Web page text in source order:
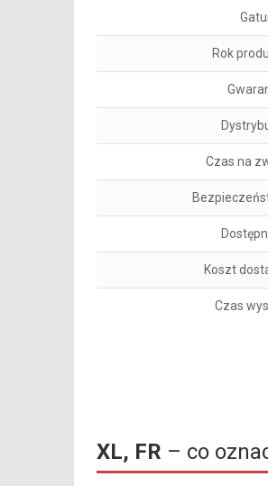
Rok
Czas na
Koszt
Czas
XL, FR – co